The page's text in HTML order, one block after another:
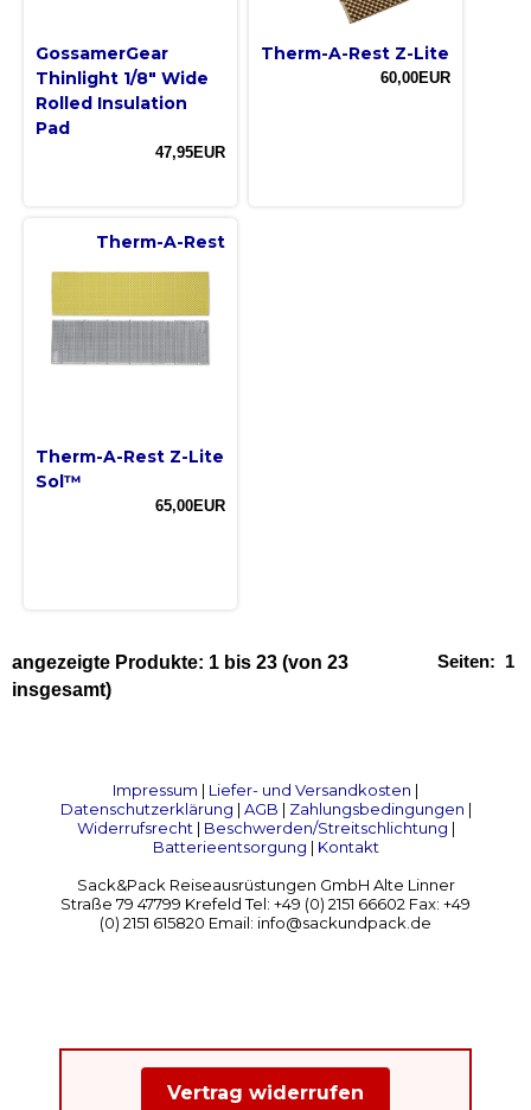
GossamerGear
Thinlight 1/8" Wide
Rolled Insulation
Pad
47,95EUR
Therm-A-Rest Z-Lite
60,00EUR
Therm-A-Rest
Therm-A-Rest Z-Lite
Sol™
65,00EUR
Seiten: 1
angezeigte Produkte: 1 bis 23 (von 23
insgesamt)
Impressum | Liefer- und Versandkosten |
Datenschutzerklärung | AGB | Zahlungsbedingungen |
Widerrufsrecht| Beschwerden/Streitschlichtung |
Batterieentsorgung | Kontakt
Sack&Pack Reiseausrüstungen GmbH Alte Linner
Straße 79 47799 Krefeld Tel: +49 (0) 2151 66602 Fax: +49
(0) 2151 615820 Email: info@sackundpack.de
Vertrag widerrufen